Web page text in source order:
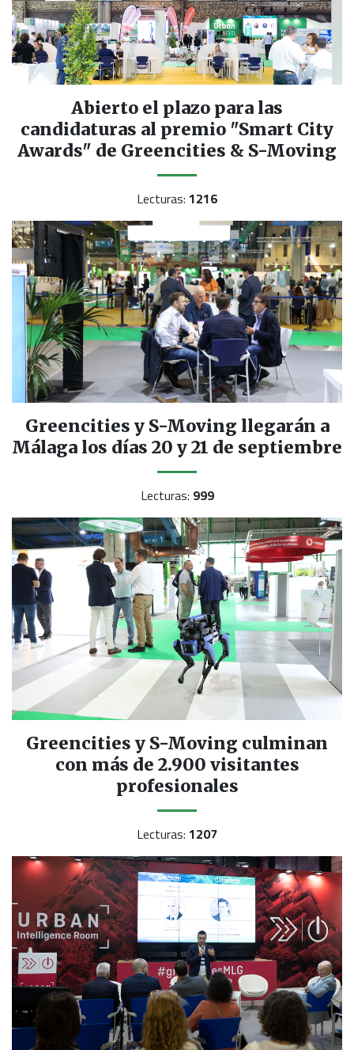
Abierto el plazo para las
candidaturas al premio "Smart City
Awards" de Greencities & S-Moving
Lecturas: 1216
Greencities y S-Moving llegarán a
Málaga los días 20 y 21 de septiembre
Lecturas: 999
Greencities y S-Moving culminan
con más de 2.900 visitantes
profesionales
Lecturas: 1207